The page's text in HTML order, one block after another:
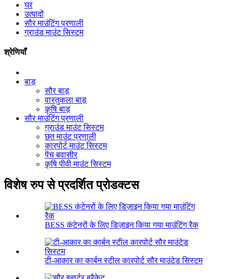
घर
उत्पादों
सौर माउंटिंग प्रणाली
ग्राउंड माउंट सिस्टम
श्रेणियाँ
बाड़
सौर बाड़
वास्तुकला बाड़
कृषि बाड़
सौर माउंटिंग प्रणाली
ग्राउंड माउंट सिस्टम
छत माउंट प्रणाली
कारपोर्ट माउंट सिस्टम
पेंच बवासीर
कृषि पीवी माउंट सिस्टम
विशेष रुप से प्रदर्शित प्रोडक्टस
BESS कंटेनरों के लिए डिज़ाइन किया गया माउंटिंग रैक
टी-आकार का कार्बन स्टील कारपोर्ट सौर माउंटेड सिस्टम